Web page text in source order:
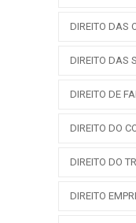
DIREITO DAS
DIREITO DAS
DIREITO DE
DIREITO DO
DIREITO DO
DIREITO